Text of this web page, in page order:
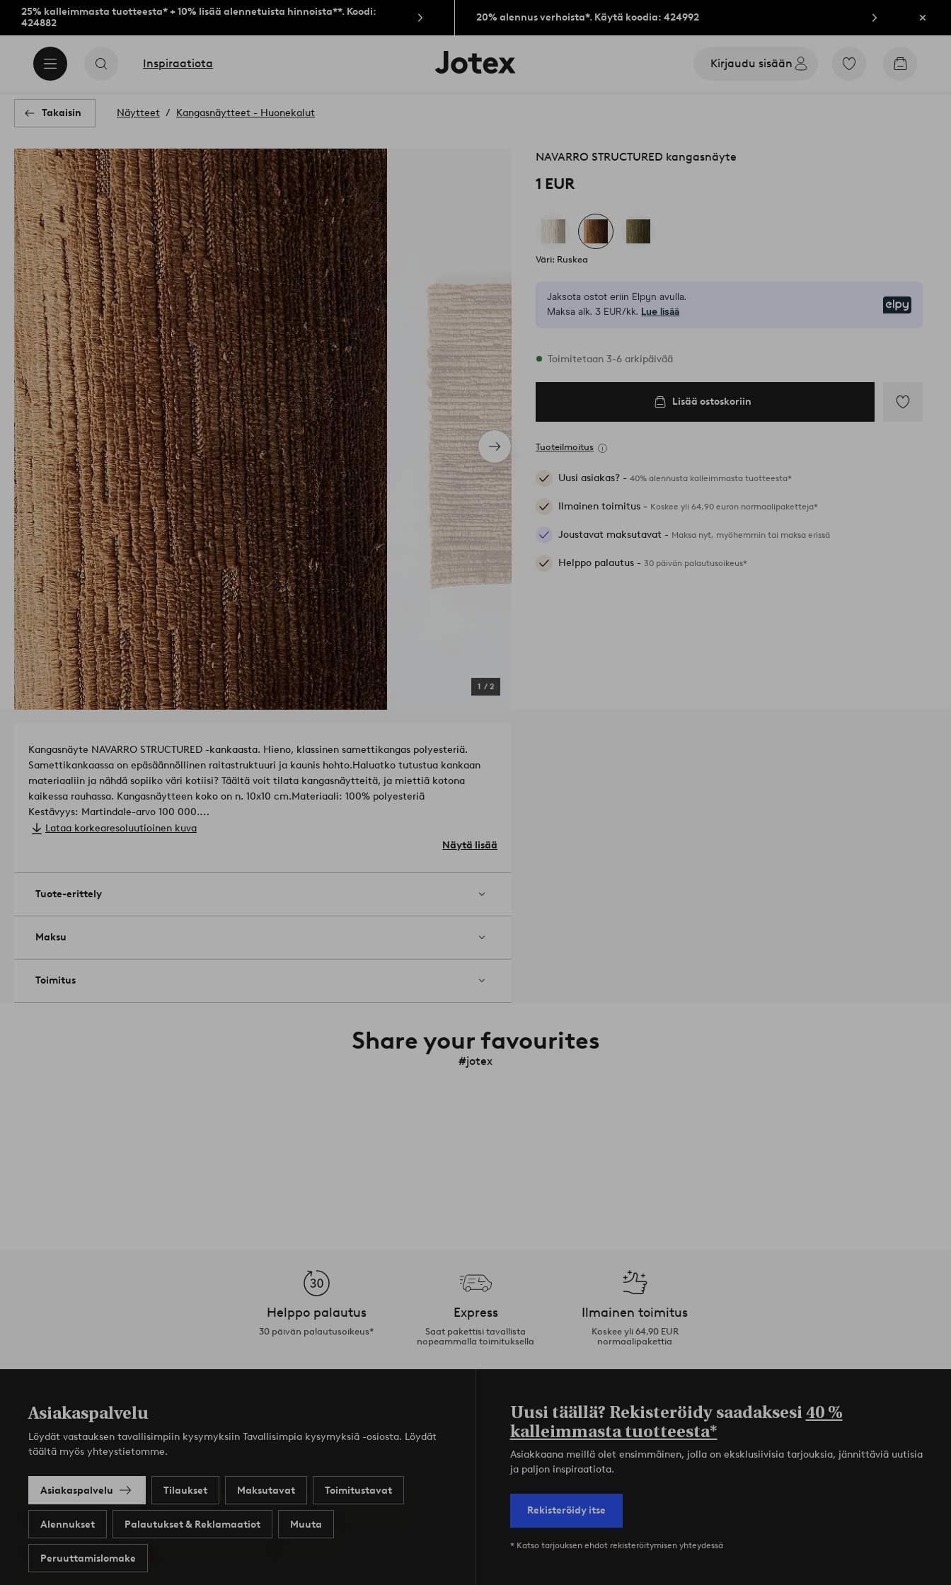
25% kalleimmasta tuotteesta* + 10% lisää alennetuista hinnoista**. Koodi:
424882
20% alennus verhoista*. Käytä koodia: 424992 Sulje
Inspiraatiota
Jotex-
logo
Kirjaudu sisään
Siirry
Siirry
Takaisin Näytteet Kangasnäytteet - Huonekalut
Seuraava
tuote
1 / 2
NAVARRO STRUCTURED kangasnäyte
1 EUR
Väri: Ruskea
Jaksota ostot eriin Elpyn avulla.
Maksa alk. 3 EUR/kk. Lue lisää
Varastossa
Toimitetaan 3-6 arkipäivää
Lisää ostoskoriin
Tuoteilmoitus
Uusi asiakas? -40% alennusta kalleimmasta tuotteesta*
Ilmainen toimitus - Koskee yli 64,90 euron normaalipaketteja*
Joustavat maksutavat - Maksa nyt, myöhemmin tai maksa erissä
Helppo palautus -30 päivän palautusoikeus*
Kangasnäyte NAVARRO STRUCTURED -kankaasta. Hieno, klassinen samettikangas polyesteriä.
Samettikankaassa on epäsäännöllinen raitastruktuuri ja kaunis hohto.Haluatko tutustua kankaan
materiaaliin ja nähdä sopiiko väri kotiisi? Täältä voit tilata kangasnäytteitä, ja miettiä kotona
kaikessa rauhassa. Kangasnäytteen koko on n. 10x10 cm.Materiaali: 100% polyesteriä
Kestävyys: Martindale-arvo 100 000.
Valonkesto: 3,5/5
Lataa korkearesoluutioinen kuva
Näytä lisää
Tuote-erittely
Maksu
Toimitus
Share your favourites
#jotex
Helppo palautus
30 päivän palautusoikeus*
Express
Saat pakettisi tavallista
nopeammalla toimituksella
Ilmainen toimitus
Koskee yli 64,90 EUR
normaalipakettia
Asiakaspalvelu
Löydät vastauksen tavallisimpiin kysymyksiin Tavallisimpia kysymyksiä -osiosta. Löydät
täältä myös yhteystietomme.
Asiakaspalvelu Tilaukset Maksutavat Toimitustavat
Alennukset Palautukset & Reklamaatiot Muuta
Peruuttamislomake
Uusi täällä? Rekisteröidy saadaksesi40 %
kalleimmasta tuotteesta*
Asiakkaana meillä olet ensimmäinen, jolla on eksklusiivisia tarjouksia, jännittäviä uutisia
ja paljon inspiraatiota.
Rekisteröidy itse
* Katso tarjouksen ehdot rekisteröitymisen yhteydessä